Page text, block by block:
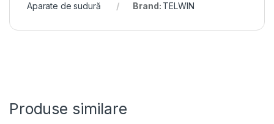
Aparate de sudură
Brand: TELWIN
Produse similare